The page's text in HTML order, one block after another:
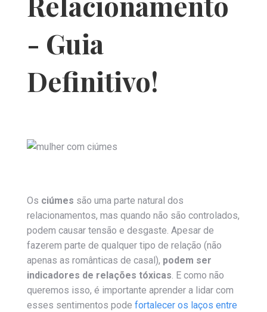
- Guia
Definitivo!
Os ciúmes são uma parte natural dos
relacionamentos, mas quando não são controlados,
podem causar tensão e desgaste. Apesar de
fazerem parte de qualquer tipo de relação (não
apenas as românticas de casal), podem ser
indicadores de relações tóxicas. E como não
queremos isso, é importante aprender a lidar com
esses sentimentos pode fortalecer os laços entre